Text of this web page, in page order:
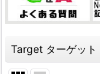
Target ターゲット